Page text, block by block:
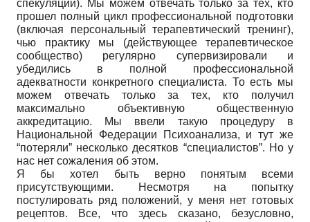
спекуляции). Мы можем отвечать только за тех, кто
прошел полный цикл профессиональной подготовки
(включая персональный терапевтический тренинг),
чью практику мы (действующее терапевтическое
сообщество) регулярно супервизировали и
убедились в полной профессиональной
адекватности конкретного специалиста. То есть мы
можем отвечать только за тех, кто получил
максимально объективную общественную
аккредитацию. Мы ввели такую процедуру в
Национальной Федерации Психоанализа, и тут же
“потеряли” несколько десятков “специалистов”. Но у
нас нет сожаления об этом.
Я бы хотел быть верно понятым всеми
присутствующими. Несмотря на попытку
постулировать ряд положений, у меня нет готовых
рецептов. Все, что здесь сказано, безусловно,